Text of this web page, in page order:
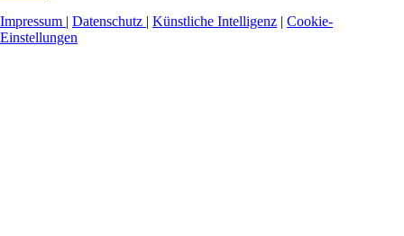
Impressum | Datenschutz | Künstliche Intelligenz | Cookie-
Einstellungen